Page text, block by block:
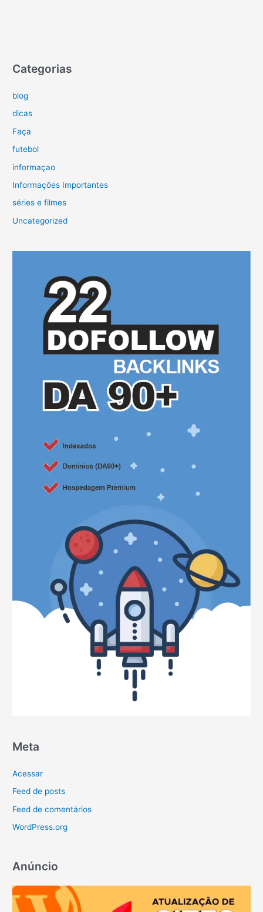
Categorias
blog
dicas
Faça
futebol
informaçao
Informações Importantes
séries e filmes
Uncategorized
Meta
Acessar
Feed de posts
Feed de comentários
WordPress.org
Anúncio